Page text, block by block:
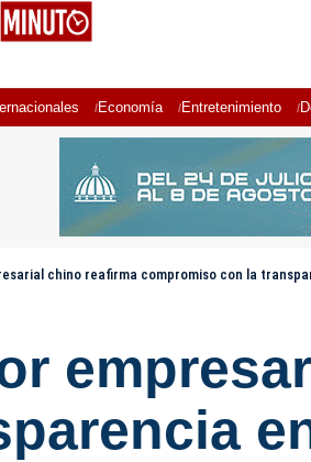
Economía Entretenimiento
chino reafirma compromiso con la